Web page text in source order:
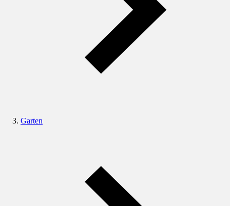
Garten